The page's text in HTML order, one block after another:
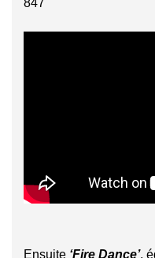
Ensuite ‘Fire Dance’,